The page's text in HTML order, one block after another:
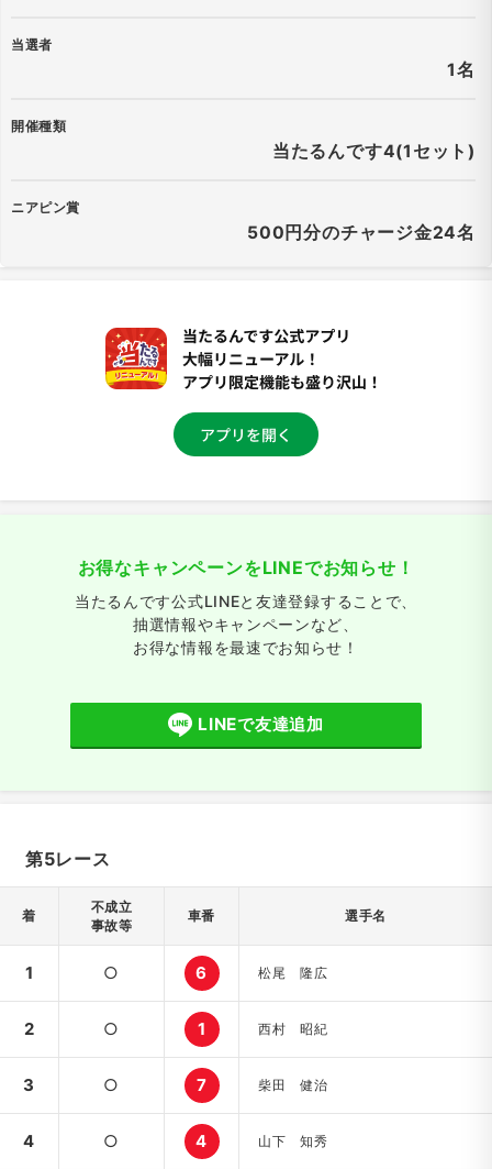
当選者
1名
開催種類
当たるんです4(1セット)
ニアピン賞
500円分のチャージ金24名
お得なキャンペーンをLINEでお知らせ！
当たるんです公式LINEと友達登録することで、
抽選情報やキャンペーンなど、
お得な情報を最速でお知らせ！
LINEで友達追加
第5レース
着
不成立
事故等
車番 選手名
1 ○ 6 松尾 隆広
2 ○ 1 西村 昭紀
3 ○ 7 柴田 健治
4 ○ 4 山下 知秀